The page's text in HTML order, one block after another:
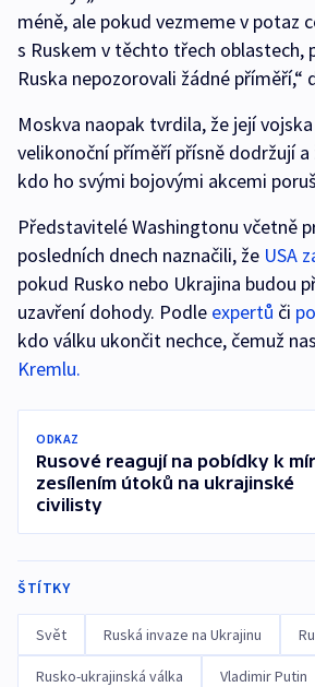
méně, ale pokud vezmeme v potaz
s Ruskem v těchto třech oblastech,
Ruska nepozorovali žádné příměří,“
Moskva naopak tvrdila, že její
velikonoční příměří přísně dodržují
kdo ho svými bojovými akcemi
Představitelé Washingtonu včetně
posledních dnech naznačili, že USA
pokud Rusko nebo Ukrajina budou
uzavření dohody. Podle expertů či
kdo válku ukončit nechce, čemuž
Kremlu.
ODKAZ
Rusové reagují na pobídky k
zesílením útoků na ukrajinské
civilisty
ŠTÍTKY
Svět Ruská invaze na Ukrajinu
Rusko-ukrajinská válka Vladimir Putin